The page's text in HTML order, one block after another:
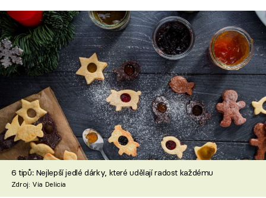
6 tipů: Nejlepší jedlé dárky, které udělají radost každému
Zdroj: Via Delicia